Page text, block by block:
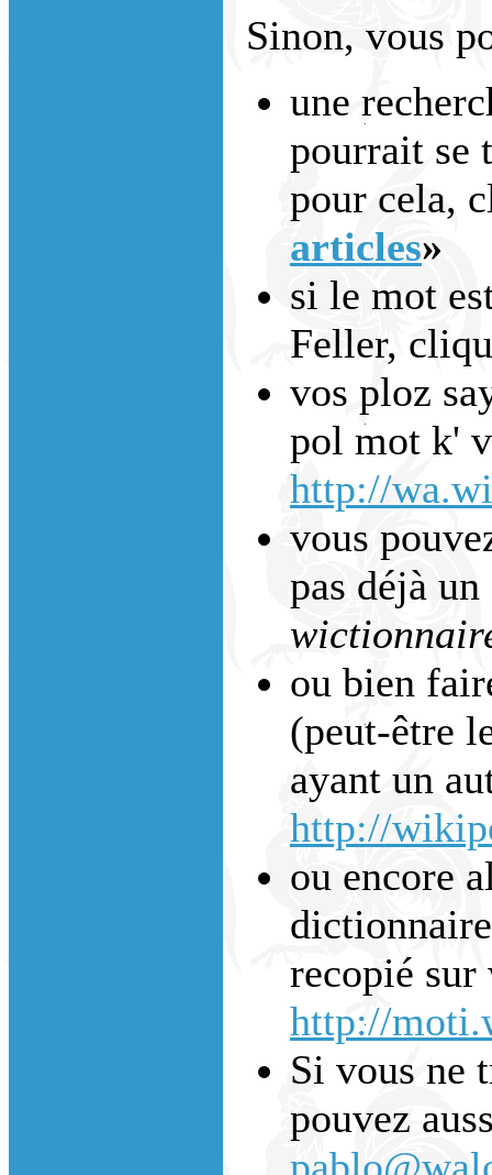
Sinon, vous
une
pourrait se
pour cela,
articles»
si le mot
Feller,
vos ploz
pol mot k'
http://
vous
pas déjà
ou bien
(peut-être
ayant un
http://
ou encore
recopié
http://
Si vous ne
pouvez